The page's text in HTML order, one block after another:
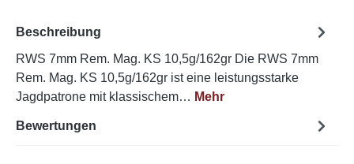
Beschreibung
RWS 7mm Rem. Mag. KS 10,5g/162gr Die RWS 7mm
Rem. Mag. KS 10,5g/162gr ist eine leistungsstarke
Jagdpatrone mit klassischem… Mehr
Bewertungen